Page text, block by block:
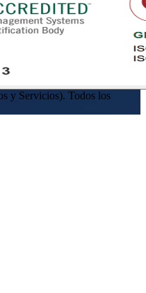
y Servicios). Todos los